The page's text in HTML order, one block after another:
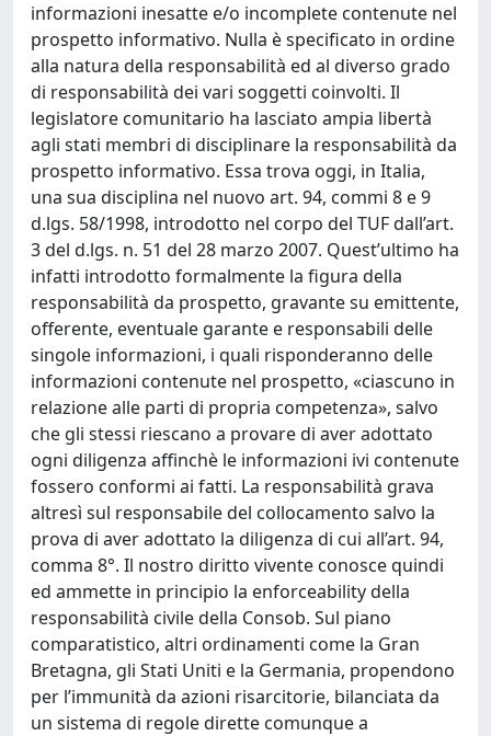
informazioni inesatte e/o incomplete contenute nel
prospetto informativo. Nulla è specificato in ordine
alla natura della responsabilità ed al diverso grado
di responsabilità dei vari soggetti coinvolti. Il
legislatore comunitario ha lasciato ampia libertà
agli stati membri di disciplinare la responsabilità da
prospetto informativo. Essa trova oggi, in Italia,
una sua disciplina nel nuovo art. 94, commi 8 e 9
d.lgs. 58/1998, introdotto nel corpo del TUF dall’art.
3 del d.lgs. n. 51 del 28 marzo 2007. Quest’ultimo ha
infatti introdotto formalmente la figura della
responsabilità da prospetto, gravante su emittente,
offerente, eventuale garante e responsabili delle
singole informazioni, i quali risponderanno delle
informazioni contenute nel prospetto, «ciascuno in
relazione alle parti di propria competenza», salvo
che gli stessi riescano a provare di aver adottato
ogni diligenza affinchè le informazioni ivi contenute
fossero conformi ai fatti. La responsabilità grava
altresì sul responsabile del collocamento salvo la
prova di aver adottato la diligenza di cui all’art. 94,
comma 8°. Il nostro diritto vivente conosce quindi
ed ammette in principio la enforceability della
responsabilità civile della Consob. Sul piano
comparatistico, altri ordinamenti come la Gran
Bretagna, gli Stati Uniti e la Germania, propendono
per l’immunità da azioni risarcitorie, bilanciata da
un sistema di regole dirette comunque a